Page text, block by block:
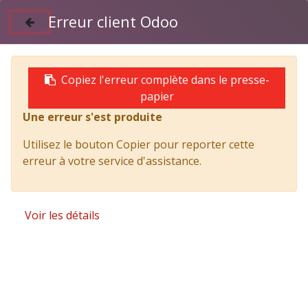
Suivez nous sur Facebook
Products
TITAN polybras GUIMA CITY C3 et coffre H900
Erreur client Odoo
Copiez l'erreur complète dans le presse-
papier
Une erreur s'est produite
Utilisez le bouton Copier pour reporter cette
erreur à votre service d'assistance.
Voir les détails